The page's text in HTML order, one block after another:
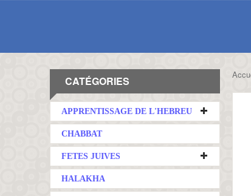
CATÉGORIES
APPRENTISSAGE DE L'HEBREU
CHABBAT
FETES JUIVES
HALAKHA